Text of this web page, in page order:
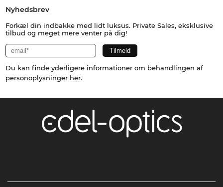
Nyhedsbrev
Forkæl din indbakke med lidt luksus. Private Sales, eksklusive
tilbud og meget mere venter på dig!
Du kan finde yderligere informationer om behandlingen af
personoplysninger her.